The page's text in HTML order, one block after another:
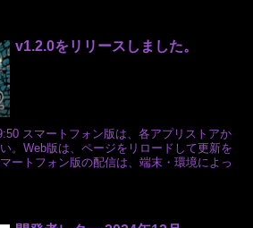
v1.2.0をリリースしました。
スマートフォン版は、各アプリストアか
。Web版は、ページをリロードして更新を
ートフォン版の配信は、端末・環境によっ